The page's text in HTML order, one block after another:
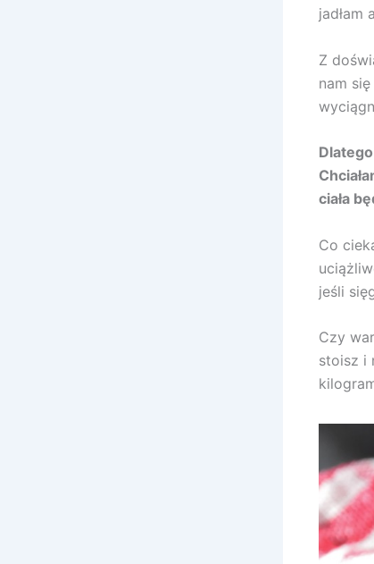
jadłam
Z
nam
ciała
Co
jeśli
Czy
stoisz i